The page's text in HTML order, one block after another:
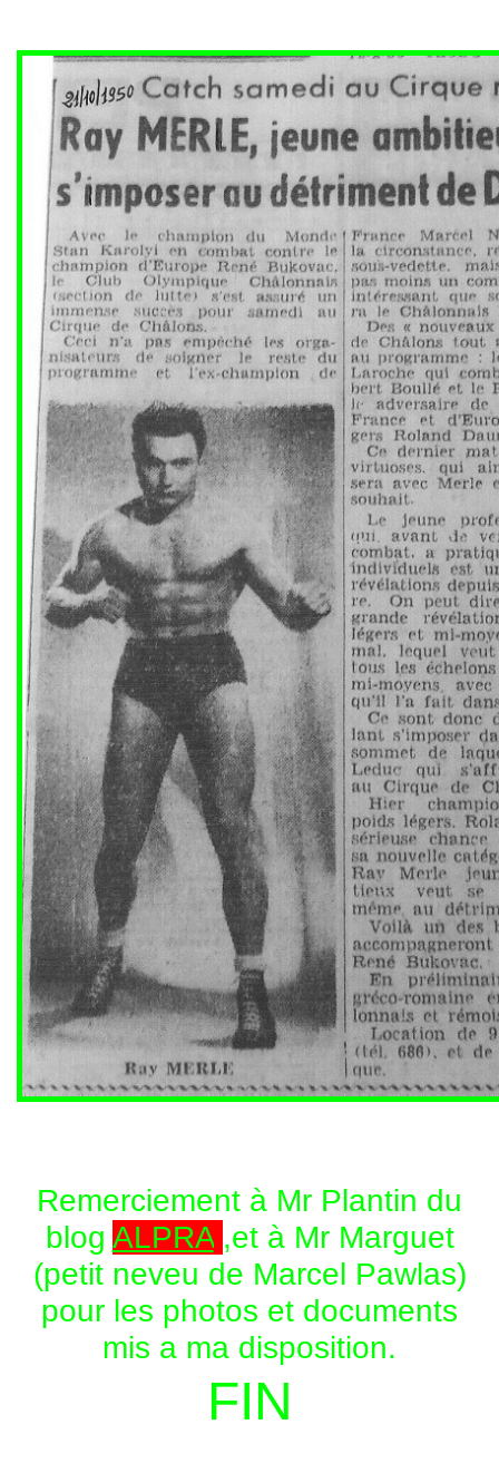
Remerciement à Mr Plantin du
blog ALPRA ,et à Mr Marguet
(petit neveu de Marcel Pawlas)
pour les photos et documents
mis a ma disposition.
FIN